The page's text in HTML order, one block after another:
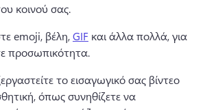
κοινού σας.
emoji, βέλη, GIF και άλλα πολλά, για
προσωπικότητα.
το εισαγωγικό σας βίντεο
όπως συνηθίζετε να